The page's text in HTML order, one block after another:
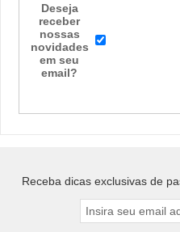
Deseja
receber
nossas
novidades
em seu
email?
Receba dicas exclusivas de